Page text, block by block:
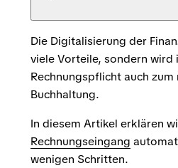
Die Digitalisierung der
viele Vorteile, sondern wird
Rechnungspflicht auch
Buchhaltung.
In diesem Artikel erklären
Rechnungseingang
wenigen Schritten.